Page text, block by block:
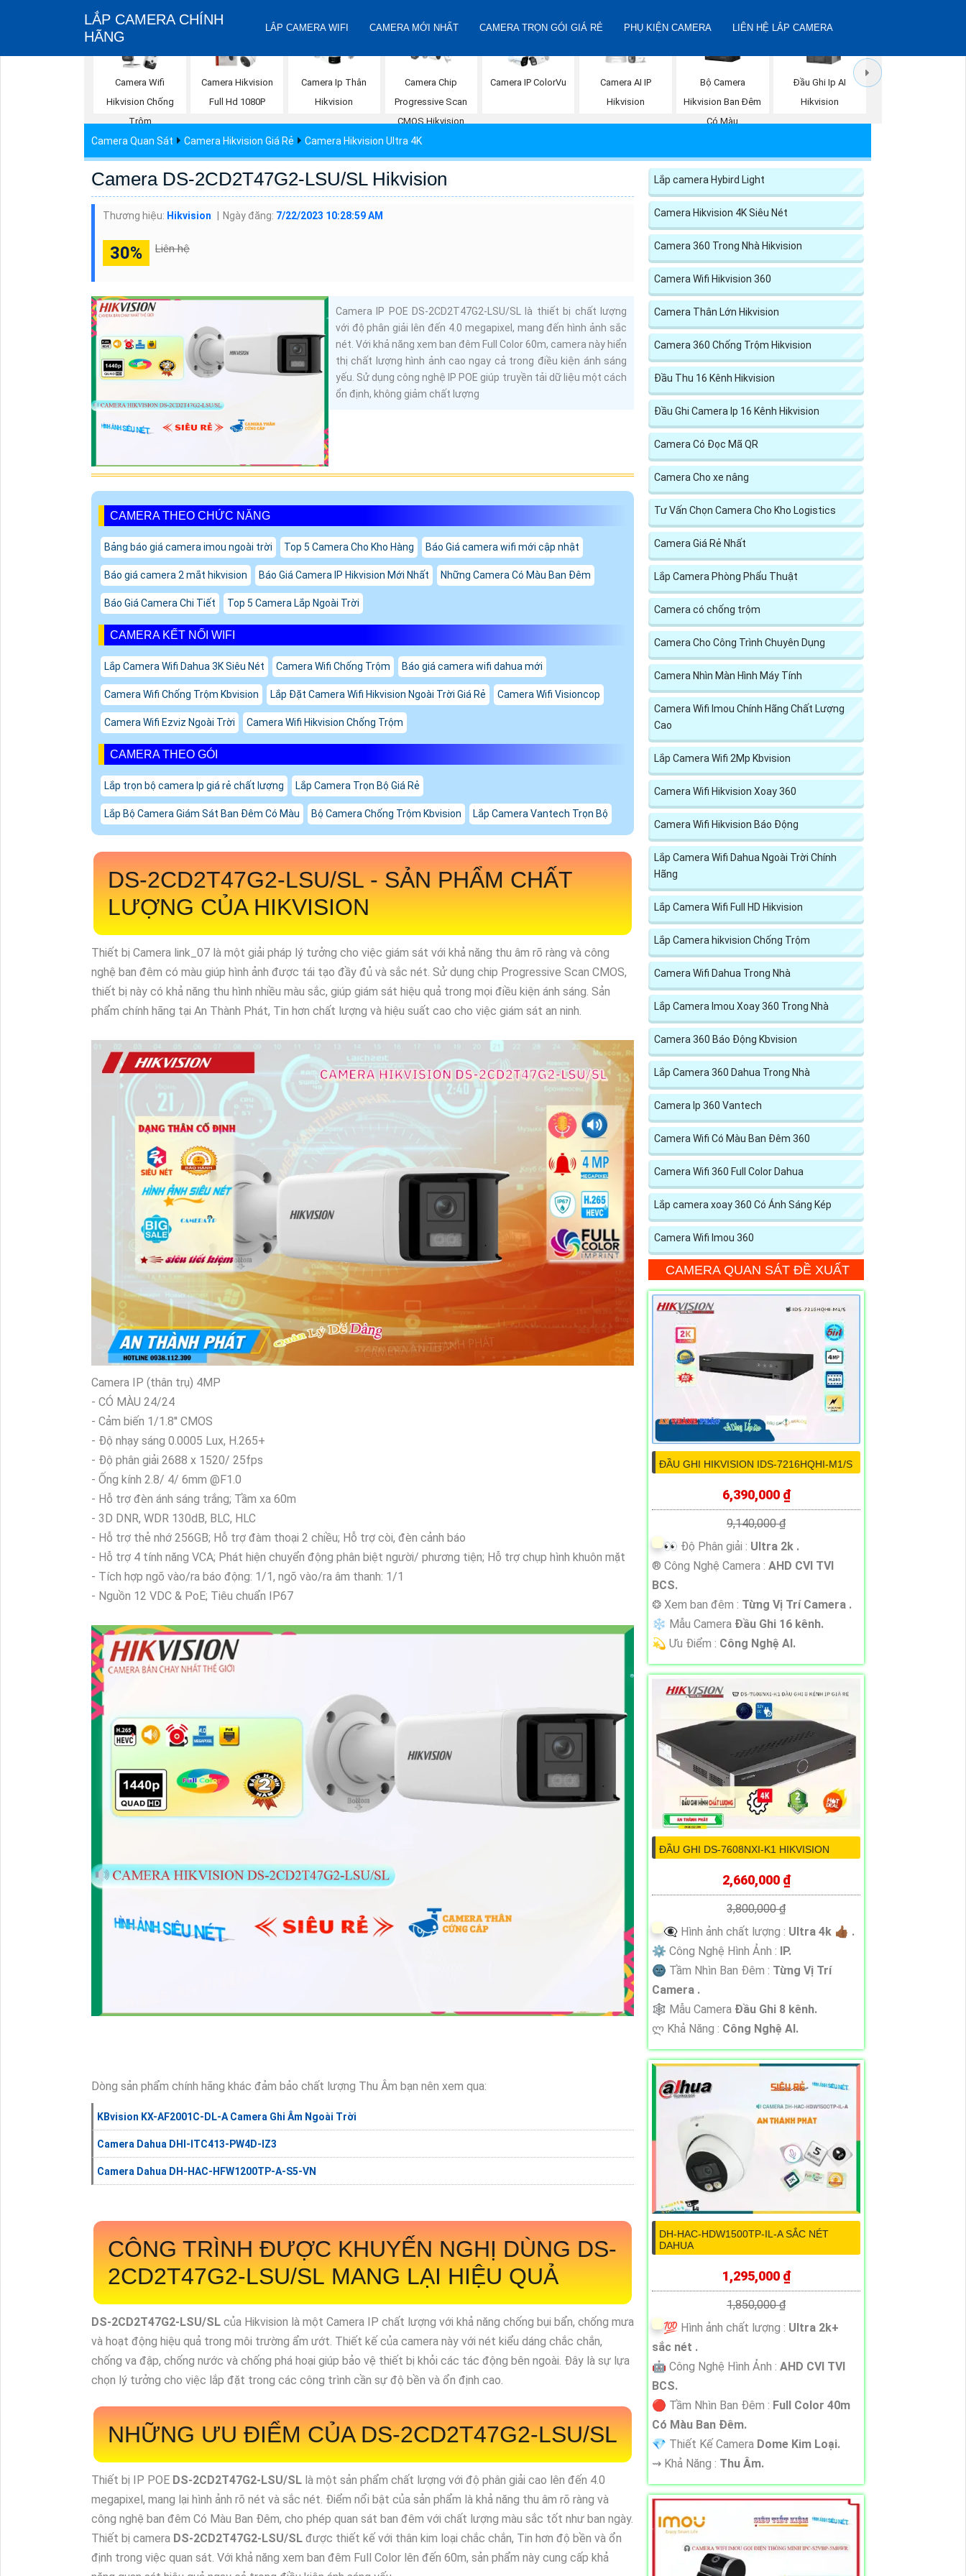
LẮP CAMERA CHÍNH
HÃNG
LẮP CAMERA WIFI CAMERA MỚI NHẤT CAMERA TRỌN GÓI GIÁ RẺ PHỤ KIỆN CAMERA LIÊN HỆ LẮP CAMERA
Camera Wifi
Hikvision Chống
Trộm
Camera Hikvision
Full Hd 1080P
Camera Ip Thân
Hikvision
Camera Chip
Progressive Scan
CMOS Hikvision
Camera IP ColorVu
Camera AI IP
Hikvision
Bộ Camera
Hikvision Ban Đêm
Có Màu
Đầu Ghi Ip AI
Hikvision
Camera Quan Sát Camera Hikvision Giá Rẻ Camera Hikvision Ultra 4K
Camera DS-2CD2T47G2-LSU/SL Hikvision
Thương hiệu: Hikvision Ngày đăng: 7/22/2023 10:28:59 AM
30% Liên hệ
Camera IP POE DS-2CD2T47G2-LSU/SL là thiết bị chất lượng
với độ phân giải lên đến 4.0 megapixel, mang đến hình ảnh sắc
nét. Với khả năng xem ban đêm Full Color 60m, camera này hiển
thị chất lượng hình ảnh cao ngay cả trong điều kiện ánh sáng
yếu. Sử dụng công nghệ IP POE giúp truyền tải dữ liệu một cách
ổn định, không giảm chất lượng
CAMERA THEO CHỨC NĂNG
Bảng báo giá camera imou ngoài trời Top 5 Camera Cho Kho Hàng Báo Giá camera wifi mới cập nhật
Báo giá camera 2 mắt hikvision Báo Giá Camera IP Hikvision Mới Nhất Những Camera Có Màu Ban Đêm
Báo Giá Camera Chi Tiết Top 5 Camera Lắp Ngoài Trời
CAMERA KẾT NỐI WIFI
Lắp Camera Wifi Dahua 3K Siêu Nét Camera Wifi Chống Trộm Báo giá camera wifi dahua mới
Camera Wifi Chống Trộm Kbvision Lắp Đặt Camera Wifi Hikvision Ngoài Trời Giá Rẻ Camera Wifi Visioncop
Camera Wifi Ezviz Ngoài Trời Camera Wifi Hikvision Chống Trộm
CAMERA THEO GÓI
Lắp trọn bộ camera Ip giá rẻ chất lượng Lắp Camera Trọn Bộ Giá Rẻ
Lắp Bộ Camera Giám Sát Ban Đêm Có Màu Bộ Camera Chống Trộm Kbvision Lắp Camera Vantech Trọn Bộ
DS-2CD2T47G2-LSU/SL - SẢN PHẨM CHẤT
LƯỢNG CỦA HIKVISION
Thiết bị Camera link_07 là một giải pháp lý tưởng cho việc giám sát với khả năng thu âm rõ ràng và công
nghệ ban đêm có màu giúp hình ảnh được tái tạo đầy đủ và sắc nét. Sử dụng chip Progressive Scan CMOS,
thiết bị này có khả năng thu hình nhiều màu sắc, giúp giám sát hiệu quả trong mọi điều kiện ánh sáng. Sản
phẩm chính hãng tại An Thành Phát, Tin hơn chất lượng và hiệu suất cao cho việc giám sát an ninh.
Camera IP (thân trụ) 4MP
- CÓ MÀU 24/24
- Cảm biến 1/1.8'' CMOS
- Độ nhạy sáng 0.0005 Lux, H.265+
- Độ phân giải 2688 x 1520/ 25fps
- Ống kính 2.8/ 4/ 6mm @F1.0
- Hỗ trợ đèn ánh sáng trắng; Tầm xa 60m
- 3D DNR, WDR 130dB, BLC, HLC
- Hỗ trợ thẻ nhớ 256GB; Hỗ trợ đàm thoại 2 chiều; Hỗ trợ còi, đèn cảnh báo
- Hỗ trợ 4 tính năng VCA; Phát hiện chuyển động phân biệt người/ phương tiện; Hỗ trợ chụp hình khuôn mặt
- Tích hợp ngõ vào/ra báo động: 1/1, ngõ vào/ra âm thanh: 1/1
- Nguồn 12 VDC & PoE; Tiêu chuẩn IP67
Dòng sản phẩm chính hãng khác đảm bảo chất lượng Thu Âm bạn nên xem qua:
KBvision KX-AF2001C-DL-A Camera Ghi Âm Ngoài Trời
Camera Dahua DHI-ITC413-PW4D-IZ3
Camera Dahua DH-HAC-HFW1200TP-A-S5-VN
CÔNG TRÌNH ĐƯỢC KHUYẾN NGHỊ DÙNG DS-
2CD2T47G2-LSU/SL MANG LẠI HIỆU QUẢ
DS-2CD2T47G2-LSU/SL của Hikvision là một Camera IP chất lượng với khả năng chống bụi bẩn, chống mưa
và hoạt động hiệu quả trong môi trường ẩm ướt. Thiết kế của camera này với nét kiểu dáng chắc chắn,
chống va đập, chống nước và chống phá hoại giúp bảo vệ thiết bị khỏi các tác động bên ngoài. Đây là sự lựa
chọn lý tưởng cho việc lắp đặt trong các công trình cần sự độ bền và ổn định cao.
NHỮNG ƯU ĐIỂM CỦADS-2CD2T47G2-LSU/SL
Thiết bị IP POE DS-2CD2T47G2-LSU/SL là một sản phẩm chất lượng với độ phân giải cao lên đến 4.0
megapixel, mang lại hình ảnh rõ nét và sắc nét. Điểm nổi bật của sản phẩm là khả năng thu âm rõ ràng và
công nghệ ban đêm Có Màu Ban Đêm, cho phép quan sát ban đêm với chất lượng màu sắc tốt như ban ngày.
Thiết bị camera DS-2CD2T47G2-LSU/SL được thiết kế với thân kim loại chắc chắn, Tin hơn độ bền và ổn
định trong việc quan sát. Với khả năng xem ban đêm Full Color lên đến 60m, sản phẩm này cung cấp khả
Lắp camera Hybird Light
Camera Hikvision 4K Siêu Nét
Camera 360 Trong Nhà Hikvision
Camera Wifi Hikvision 360
Camera Thân Lớn Hikvision
Camera 360 Chống Trộm Hikvision
Đầu Thu 16 Kênh Hikvision
Đầu Ghi Camera Ip 16 Kênh Hikvision
Camera Có Đọc Mã QR
Camera Cho xe nâng
Tư Vấn Chọn Camera Cho Kho Logistics
Camera Giá Rẻ Nhất
Lắp Camera Phòng Phẩu Thuật
Camera có chống trộm
Camera Cho Công Trình Chuyên Dụng
Camera Nhìn Màn Hình Máy Tính
Camera Wifi Imou Chính Hãng Chất Lượng
Cao
Lắp Camera Wifi 2Mp Kbvision
Camera Wifi Hikvision Xoay 360
Camera Wifi Hikvision Báo Động
Lắp Camera Wifi Dahua Ngoài Trời Chính
Hãng
Lắp Camera Wifi Full HD Hikvision
Lắp Camera hikvision Chống Trộm
Camera Wifi Dahua Trong Nhà
Lắp Camera Imou Xoay 360 Trong Nhà
Camera 360 Báo Động Kbvision
Lắp Camera 360 Dahua Trong Nhà
Camera Ip 360 Vantech
Camera Wifi Có Màu Ban Đêm 360
Camera Wifi 360 Full Color Dahua
Lắp camera xoay 360 Có Ánh Sáng Kép
Camera Wifi Imou 360
CAMERA QUAN SÁT ĐỀ XUẤT
ĐẦU GHI HIKVISION IDS-7216HQHI-M1/S
6,390,000 ₫
9,140,000 ₫
️👀 Độ Phân giải : Ultra 2k .
®️ Công Nghệ Camera : AHD CVI TVI
BCS.
❂ Xem ban đêm : Từng Vị Trí Camera .
❄ Mẫu Camera Đầu Ghi 16 kênh.
️💫 Ưu Điểm : Công Nghệ AI.
ĐẦU GHI DS-7608NXI-K1 HIKVISION
2,660,000 ₫
3,800,000 ₫
👁️‍🗨 Hình ảnh chất lượng : Ultra 4k 👍🏾 .
⚙ Công Nghệ Hình Ảnh : IP.
🌚 Tầm Nhìn Ban Đêm : Từng Vị Trí
Camera .
🕸️ Mẫu Camera Đầu Ghi 8 kênh.
️ლ Khả Năng : Công Nghệ AI.
DH-HAC-HDW1500TP-IL-A SẮC NÉT
DAHUA
1,295,000 ₫
1,850,000 ₫
💯 Hình ảnh chất lượng : Ultra 2k+
sắc nét .
🤖️ Công Nghệ Hình Ảnh : AHD CVI TVI
BCS.
🔴 Tầm Nhìn Ban Đêm : Full Color 40m
Có Màu Ban Đêm.
💎 Thiết Kế Camera Dome Kim Loại.
️⇝ Khả Năng : Thu Âm.